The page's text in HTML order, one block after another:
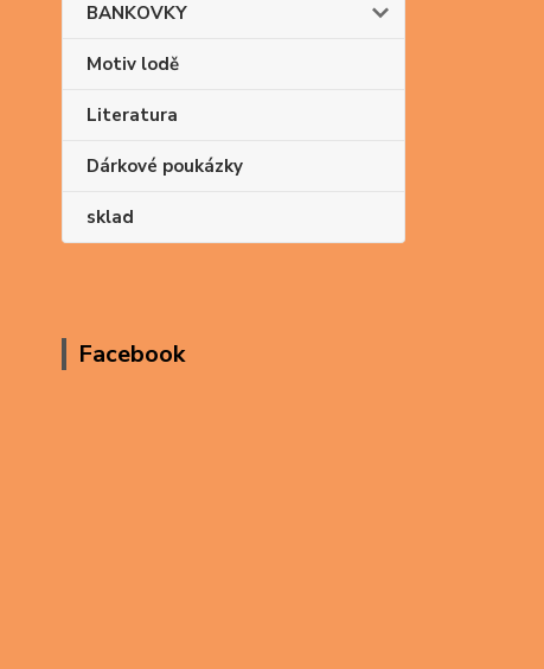
BANKOVKY
Motiv lodě
Literatura
Dárkové poukázky
sklad
Facebook